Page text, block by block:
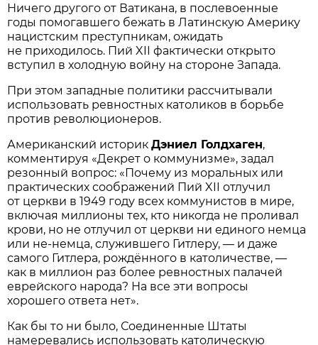
Ничего другого от Ватикана, в послевоенные
годы помогавшего бежать в Латинскую Америку
нацистским преступникам, ожидать
не приходилось. Пий XII фактически открыто
вступил в холодную войну на стороне Запада.
При этом западные политики рассчитывали
использовать ревностных католиков в борьбе
против революционеров.
Американский историкДэниел Голдхаген,
комментируя «Декрет о коммунизме», задал
резонный вопрос: «Почему из моральных или
практических соображений Пий XII отлучил
от церкви в 1949 году всех коммунистов в мире,
включая миллионы тех, кто никогда не проливал
крови, но не отлучил от церкви ни единого немца
или не-немца, служившего Гитлеру, — и даже
самого Гитлера, рождённого в католичестве, —
как в миллион раз более ревностных палачей
еврейского народа? На все эти вопросы
хорошего ответа нет».
Как бы то ни было, Соединенные Штаты
намеревались использовать католическую